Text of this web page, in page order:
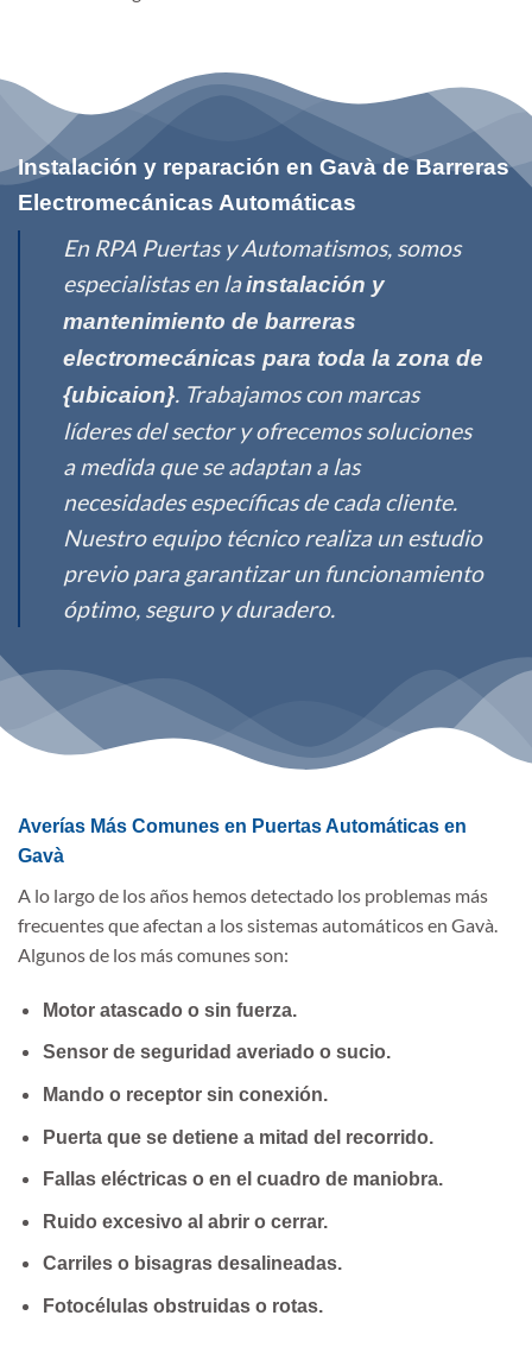
Instalación y reparación en Gavà de Barreras
Electromecánicas Automáticas
En RPA Puertas y Automatismos, somos
especialistas en lainstalación y
mantenimiento de barreras
electromecánicas para toda la zona de
{ubicaion}. Trabajamos con marcas
líderes del sector y ofrecemos soluciones
a medida que se adaptan a las
necesidades específicas de cada cliente.
Nuestro equipo técnico realiza un estudio
previo para garantizar un funcionamiento
óptimo, seguro y duradero.
Averías Más Comunes en Puertas Automáticas en
Gavà
A lo largo de los años hemos detectado los problemas más
frecuentes que afectan a los sistemas automáticos en Gavà.
Algunos de los más comunes son:
Motor atascado o sin fuerza.
Sensor de seguridad averiado o sucio.
Mando o receptor sin conexión.
Puerta que se detiene a mitad del recorrido.
Fallas eléctricas o en el cuadro de maniobra.
Ruido excesivo al abrir o cerrar.
Carriles o bisagras desalineadas.
Fotocélulas obstruidas o rotas.